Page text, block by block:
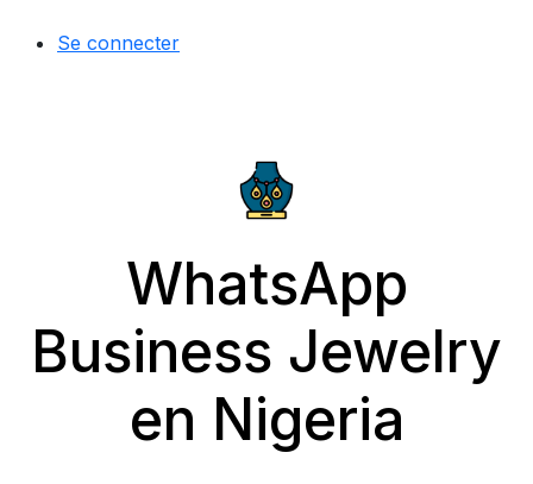
Se connecter
WhatsApp
Business Jewelry
en Nigeria